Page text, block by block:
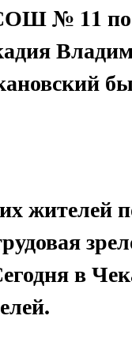
№ 11 по
жителей
в